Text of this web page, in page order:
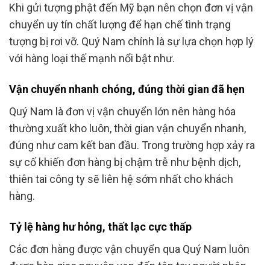
Khi gửi tượng phật đến Mỹ bạn nên chọn đơn vị vận
chuyển uy tín chất lượng để hạn chế tình trạng
tượng bị rơi vỡ. Quý Nam chính là sự lựa chọn hợp lý
với hàng loại thế mạnh nổi bật như.
Vận chuyển nhanh chóng, đúng thời gian đã hẹn
Quý Nam là đơn vị vận chuyển lớn nên hàng hóa
thường xuất kho luôn, thời gian vận chuyển nhanh,
đúng như cam kết ban đầu. Trong trường hợp xảy ra
sự cố khiến đơn hàng bị chậm trễ như bệnh dịch,
thiên tai công ty sẽ liên hệ sớm nhất cho khách
hàng.
Tỷ lệ hàng hư hỏng, thất lạc cực thấp
Các đơn hàng được vận chuyển qua Quý Nam luôn